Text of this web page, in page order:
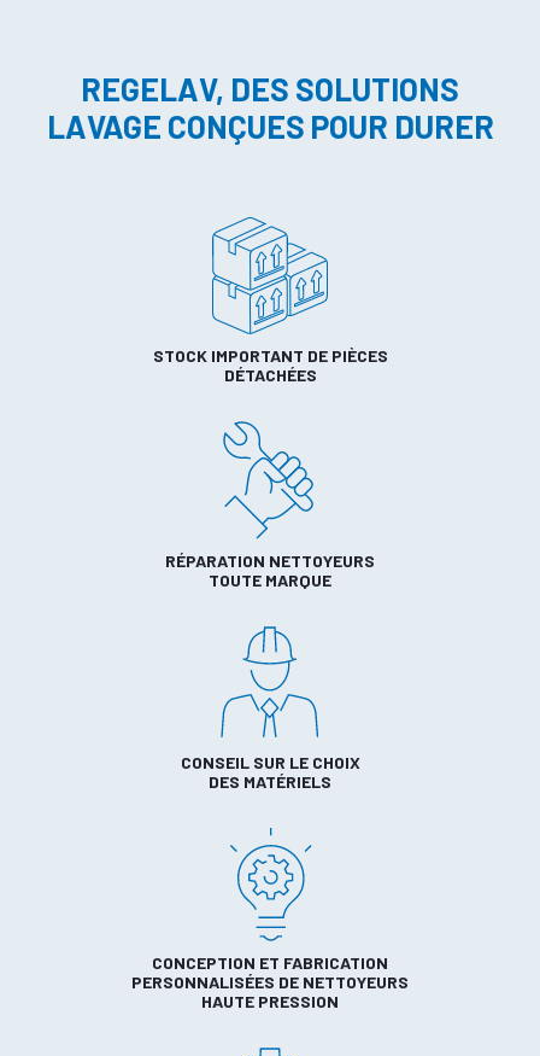
REGELAV, DES SOLUTIONS
LAVAGE CONÇUES POUR DURER
STOCK IMPORTANT DE PIÈCES
DÉTACHÉES
RÉPARATION NETTOYEURS
TOUTE MARQUE
CONSEIL SUR LE CHOIX
DES MATÉRIELS
CONCEPTION ET FABRICATION
PERSONNALISÉES DE NETTOYEURS
HAUTE PRESSION